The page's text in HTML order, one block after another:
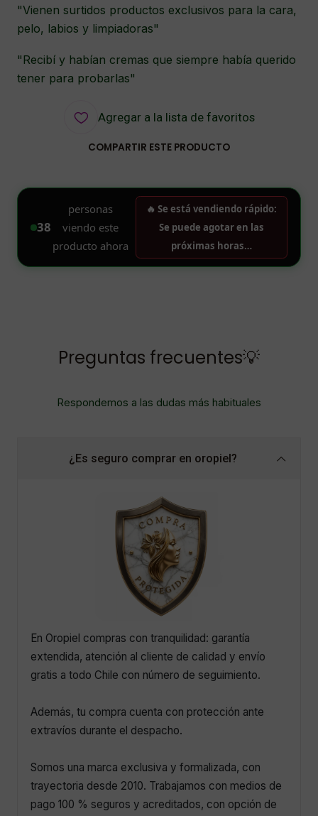
"Vienen surtidos productos exclusivos para la cara,
pelo, labios y limpiadoras"
"Recibí y habían cremas que siempre había querido
tener para probarlas"
Agregar a la lista de favoritos
COMPARTIR ESTE PRODUCTO
Preguntas frecuentes💡
Respondemos a las dudas más habituales
¿Es seguro comprar en oropiel?
En Oropiel compras con tranquilidad: garantía
extendida, atención al cliente de calidad y envío
gratis a todo Chile con número de seguimiento.
Además, tu compra cuenta con protección ante
extravíos durante el despacho.
Somos una marca exclusiva y formalizada, con
trayectoria desde 2010. Trabajamos con medios de
pago 100 % seguros y acreditados, con opción de